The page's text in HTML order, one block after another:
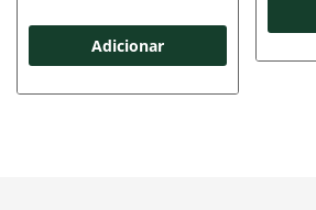
Adicionar